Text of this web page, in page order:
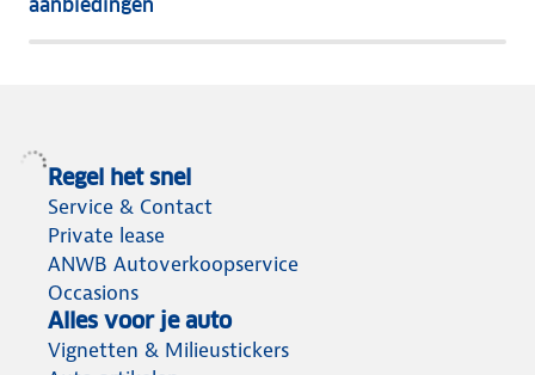
aanbiedingen
meeste
Regel het snel
Service & Contact
Private lease
ANWB Autoverkoopservice
Occasions
Alles voor je auto
Vignetten & Milieustickers